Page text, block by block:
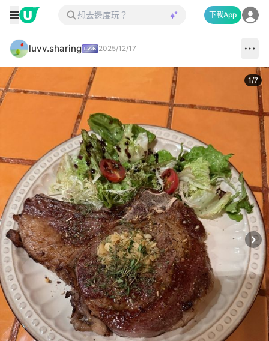
下載App
luvv.sharing 2025/12/17
1/7